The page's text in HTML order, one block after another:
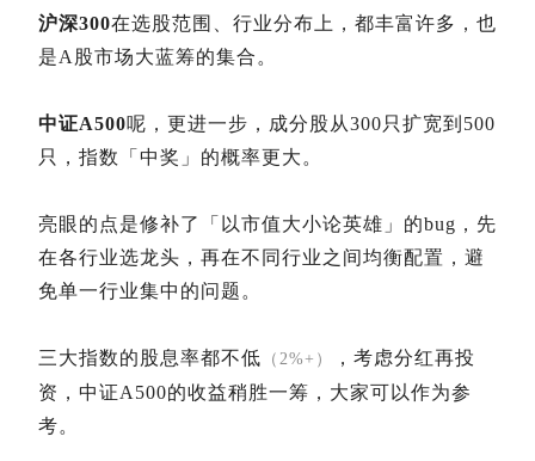
沪深300在选股范围、行业分布上，都丰富许多，也
是A股市场大蓝筹的集合。
中证A500呢，更进一步，成分股从300只扩宽到500
只，指数「中奖」的概率更大。
亮眼的点是修补了「以市值大小论英雄」的bug，先
在各行业选龙头，再在不同行业之间均衡配置，避
免单一行业集中的问题。
三大指数的股息率都不低 （2%+）
，考虑分红再投
资，中证A500的收益稍胜一筹，大家可以作为参
考。